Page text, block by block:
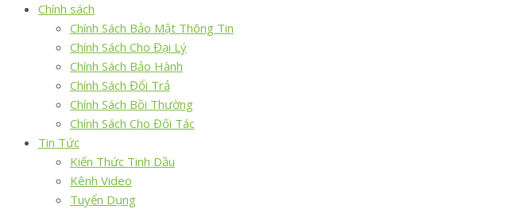
Chính sách
Chính Sách Bảo Mật Thông Tin
Chính Sách Cho Đại Lý
Chính Sách Bảo Hành
Chính Sách Đổi Trả
Chính Sách Bồi Thường
Chính Sách Cho Đối Tác
Tin Tức
Kiến Thức Tinh Dầu
Kênh Video
Tuyển Dụng